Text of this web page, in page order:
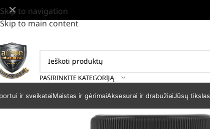
Skip to navigation
Skip to main content
PASIRINKITE KATEGORIJĄ
ir sveikataiMaistas ir gėrimaiAksesurai ir drabužiaiJūsų tikslas